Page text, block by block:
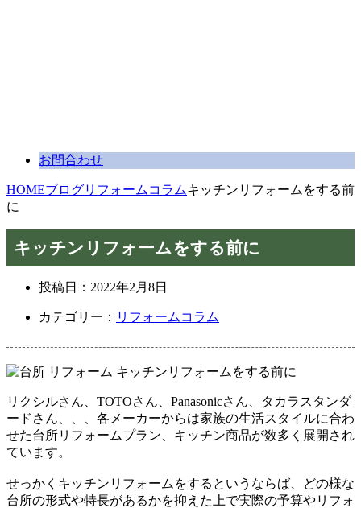
お問合わせ
HOMEブログリフォームコラムキッチンリフォームをする前
に
キッチンリフォームをする前に
投稿日： 2022年2月8日
カテゴリー： リフォームコラム
リクシルさん、TOTOさん、Panasonicさん、タカラスタンダ
ードさん、、、各メーカーからは家族の生活スタイルに合わ
せた台所リフォームプラン、キッチン商品が数多く展開され
ています。
せっかくキッチンリフォームをするというならば、どの様な
台所の形式や特長があるかを抑えた上で実際の予算やリフォ